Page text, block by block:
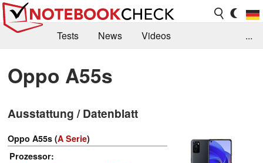
Tests News
Videos
Kaufberatung
Deals
Forum
...
Oppo A55s
Ausstattung / Datenblatt
Oppo A55s (A Serie)
Prozessor